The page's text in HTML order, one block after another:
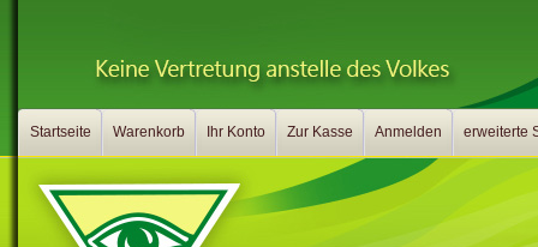
Startseite Warenkorb Ihr Konto Zur Kasse Anmelden erweiterte